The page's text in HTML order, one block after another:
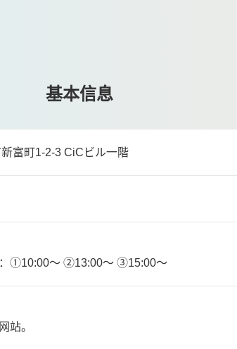
基本信息
富町1-2-3 CiCビル一階
①10:00～ ②13:00～ ③15:00～
站。